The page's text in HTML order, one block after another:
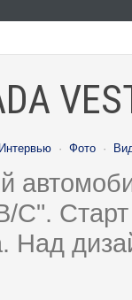
Интервью · Фото ·
C".
Над